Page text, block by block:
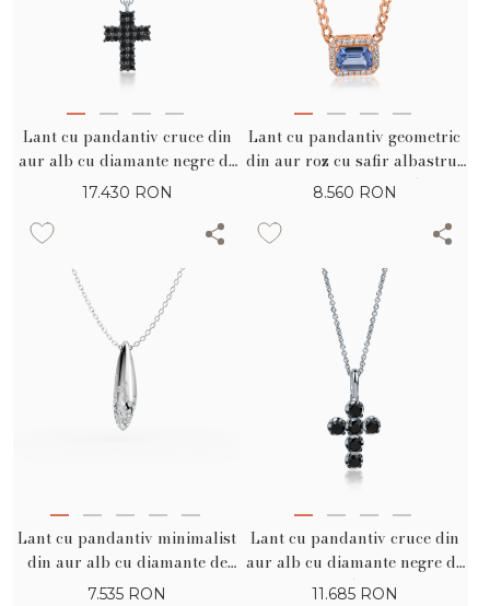
Lant cu pandantiv cruce din
aur alb cu diamante negre de
0.84ct
17.430 RON
Lant cu pandantiv geometric
din aur roz cu safir albastru-
deschis square de 0.5ct si
8.560 RON
Lant cu pandantiv minimalist
din aur alb cu diamante de
0.1ct
7.535 RON
Lant cu pandantiv cruce din
aur alb cu diamante negre de
0.57ct
11.685 RON